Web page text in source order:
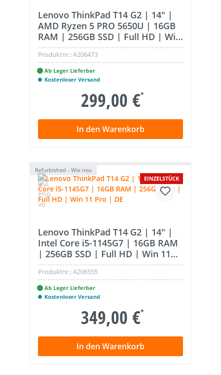
Lenovo ThinkPad T14 G2 | 14" |
AMD Ryzen 5 PRO 5650U | 16GB
RAM | 256GB SSD | Full HD | Win
11 Pro | DE
Produktnr.:A206473
Ab Lager Lieferbar
Kostenloser Versand
299,00 €*
In den Warenkorb
Refurbished - Wie neu
EINZELSTÜCK
Lenovo ThinkPad T14 G2 | 14" |
Intel Core i5-1145G7 | 16GB RAM
| 256GB SSD | Full HD | Win 11
Pro | DE
Produktnr.:A206555
Ab Lager Lieferbar
Kostenloser Versand
349,00 €*
In den Warenkorb